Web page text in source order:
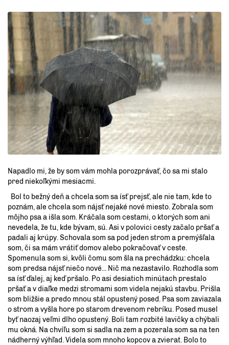
Napadlo mi, že by som vám mohla porozprávať, čo sa mi stalo
pred niekoľkými mesiacmi.
Bol to bežný deň a chcela som sa ísť prejsť, ale nie tam, kde to
poznám, ale chcela som nájsť nejaké nové miesto. Zobrala som
môjho psa a išla som. Kráčala som cestami, o ktorých som ani
nevedela, že tu, kde bývam, sú. Asi v polovici cesty začalo pršať a
padali aj krúpy. Schovala som sa pod jeden strom a premýšľala
som, či sa mám vrátiť domov alebo pokračovať v ceste.
Spomenula som si, kvôli čomu som šla na prechádzku: chcela
som predsa nájsť niečo nové... Nič ma nezastavilo. Rozhodla som
sa ísť ďalej, aj keď pršalo. Po asi desiatich minútach prestalo
pršať a v diaľke medzi stromami som videla nejakú stavbu. Prišla
som bližšie a predo mnou stál opustený posed. Psa som zaviazala
o strom a vyšla hore po starom drevenom rebríku. Posed musel
byť naozaj veľmi dlho opustený. Boli tam rozbité lavičky a chýbali
mu okná. Na chvíľu som si sadla na zem a pozerala som sa na ten
nádherný výhľad. Videla som mnoho kopcov a zvierat. Bolo to